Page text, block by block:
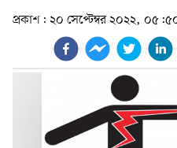
প্রকাশ: ২০ সেপ্টেম্বর ২০২২,